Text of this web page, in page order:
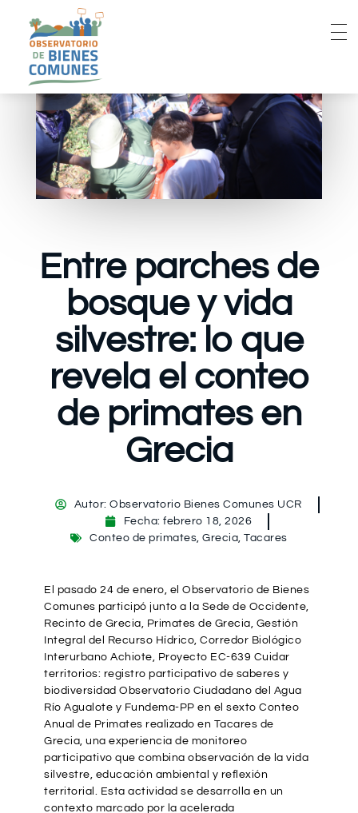
Entre parches de
bosque y vida
silvestre: lo que
revela el conteo
de primates en
Grecia
Autor: Observatorio Bienes Comunes UCR
Fecha: febrero 18, 2026
Conteo de primates ,Grecia ,Tacares
El pasado 24 de enero, el Observatorio de Bienes
Comunes participó junto a la Sede de Occidente,
Recinto de Grecia, Primates de Grecia, Gestión
Integral del Recurso Hídrico, Corredor Biológico
Interurbano Achiote, Proyecto EC-639 Cuidar
territorios: registro participativo de saberes y
biodiversidad Observatorio Ciudadano del Agua
Río Agualote y Fundema-PP en el sexto Conteo
Anual de Primates realizado en Tacares de
Grecia , una experiencia de monitoreo
participativo que combina observación de la vida
silvestre, educación ambiental y reflexión
territorial. Esta actividad se desarrolla en un
contexto marcado por la acelerada